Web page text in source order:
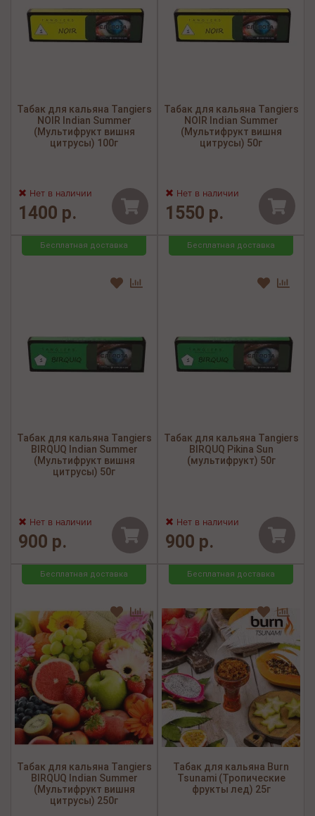
Табак для кальяна Tangiers
NOIR Indian Summer
(Мультифрукт вишня
цитрусы) 100г
Нет в наличии
1400 р.
Табак для кальяна Tangiers
NOIR Indian Summer
(Мультифрукт вишня
цитрусы) 50г
Нет в наличии
1550 р.
Бесплатная доставка
Табак для кальяна Tangiers
BIRQUQ Indian Summer
(Мультифрукт вишня
цитрусы) 50г
Нет в наличии
900 р.
Бесплатная доставка
Табак для кальяна Tangiers
BIRQUQ Pikina Sun
(мультифрукт) 50г
Нет в наличии
900 р.
Бесплатная доставка
Табак для кальяна Tangiers
BIRQUQ Indian Summer
(Мультифрукт вишня
цитрусы) 250г
Бесплатная доставка
Табак для кальяна Burn
Tsunami (Тропические
фрукты лед) 25г